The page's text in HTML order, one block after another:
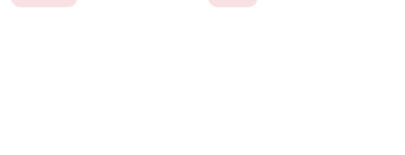
Sejak Dini